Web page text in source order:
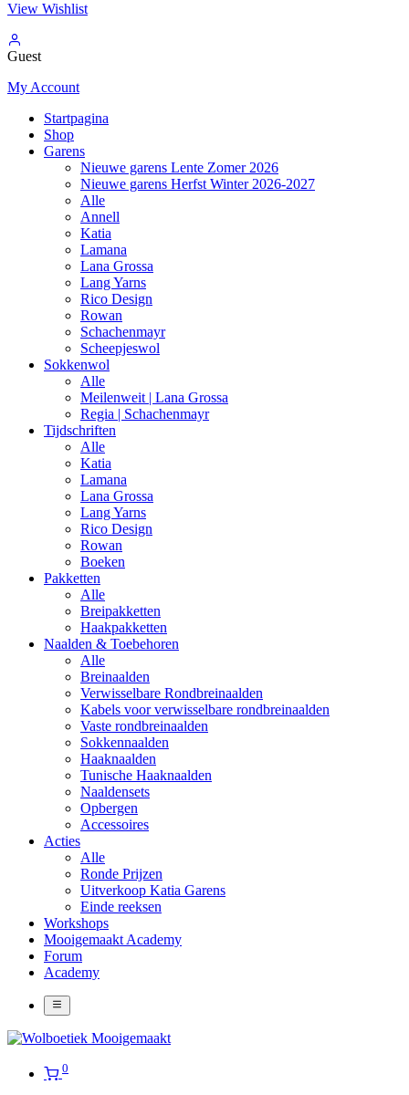
View Wishlist
Guest
My Account
Startpagina
Shop
Garens
Nieuwe garens Lente Zomer 2026
Nieuwe garens Herfst Winter 2026-2027
Alle
Annell
Katia
Lamana
Lana Grossa
Lang Yarns
Rico Design
Rowan
Schachenmayr
Scheepjeswol
Sokkenwol
Alle
Meilenweit | Lana Grossa
Regia | Schachenmayr
Tijdschriften
Alle
Katia
Lamana
Lana Grossa
Lang Yarns
Rico Design
Rowan
Boeken
Pakketten
Alle
Breipakketten
Haakpakketten
Naalden & Toebehoren
Alle
Breinaalden
Verwisselbare Rondbreinaalden
Kabels voor verwisselbare rondbreinaalden
Vaste rondbreinaalden
Sokkennaalden
Haaknaalden
Tunische Haaknaalden
Naaldensets
Opbergen
Accessoires
Acties
Alle
Ronde Prijzen
Uitverkoop Katia Garens
Einde reeksen
Workshops
Mooigemaakt Academy
Forum
Academy
0